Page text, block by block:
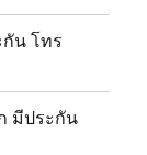
น โทร
มีประกัน